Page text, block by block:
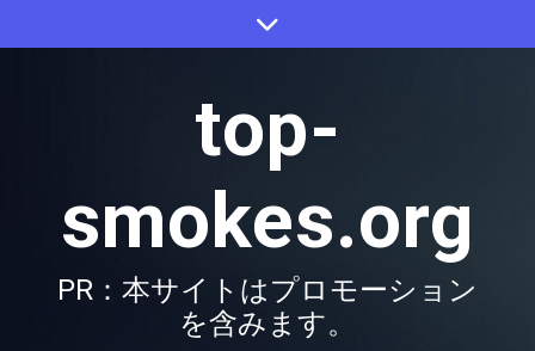
to
top-
smokes.org
PR：本サイトはプロモーション
を含みます。